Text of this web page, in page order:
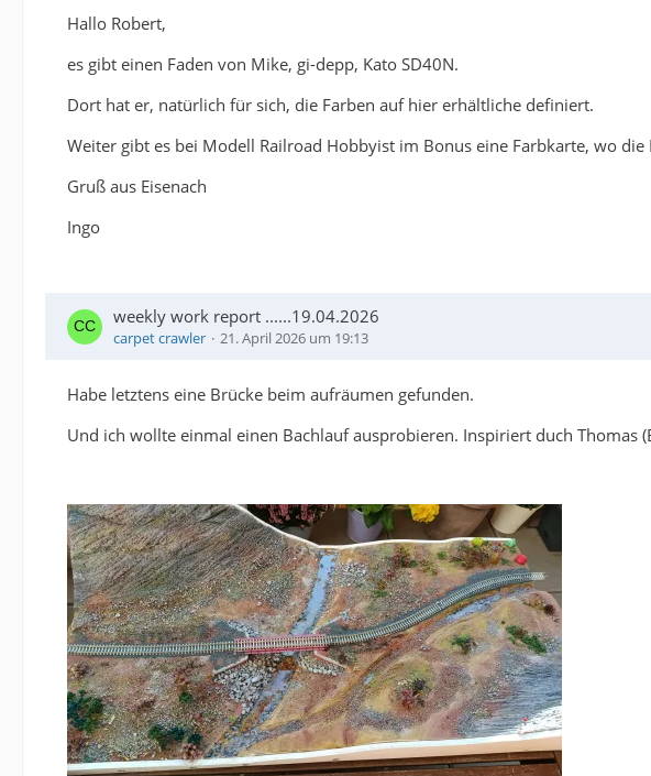
Hallo Robert,
es gibt einen Faden von Mike, gi-depp, Kato SD40N.
Dort hat er, natürlich für sich, die Farben auf hier erhältliche definiert.
Weiter gibt es bei Modell Railroad Hobbyist im Bonus eine Farbkarte, wo
Gruß aus Eisenach
Ingo
weekly work report ......19.04.2026
carpet crawler 21. April 2026 um 19:13
Habe letztens eine Brücke beim aufräumen gefunden.
Und ich wollte einmal einen Bachlauf ausprobieren. Inspiriert duch Thomas